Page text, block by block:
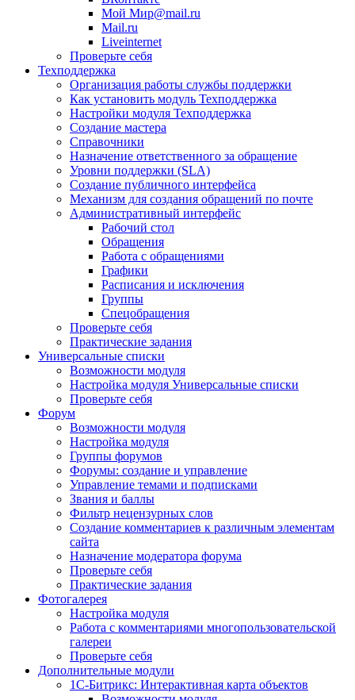
Мой Мир@mail.ru
Mail.ru
Liveinternet
Проверьте себя
Техподдержка
Организация работы службы поддержки
Как установить модуль Техподдержка
Настройки модуля Техподдержка
Создание мастера
Справочники
Назначение ответственного за обращение
Уровни поддержки (SLA)
Создание публичного интерфейса
Механизм для создания обращений по почте
Административный интерфейс
Рабочий стол
Обращения
Работа с обращениями
Графики
Расписания и исключения
Группы
Спецобращения
Проверьте себя
Практические задания
Универсальные списки
Возможности модуля
Настройка модуля Универсальные списки
Проверьте себя
Форум
Возможности модуля
Настройка модуля
Группы форумов
Форумы: создание и управление
Управление темами и подписками
Звания и баллы
Фильтр нецензурных слов
Создание комментариев к различным элементам
сайта
Назначение модератора форума
Проверьте себя
Практические задания
Фотогалерея
Настройка модуля
Работа с комментариями многопользовательской
галереи
Проверьте себя
Дополнительные модули
1С-Битрикс: Интерактивная карта объектов